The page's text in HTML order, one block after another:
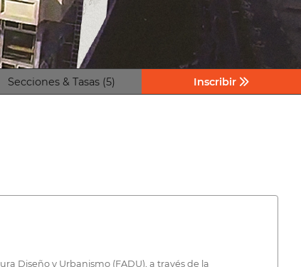
Secciones & Tasas (5) Inscribir
Diseño y Urbanismo (FADU), a través de la